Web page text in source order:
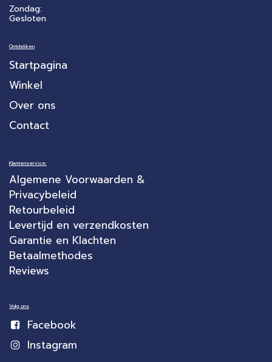
Zondag:
Gesloten
Ontdekken
Startpagina
Winkel
Over ons
Contact
Klantenservice:
Algemene Voorwaarden &
Privacybeleid
Retourbeleid
Levertijd en verzendkosten
Garantie en Klachten
Betaalmethodes
Reviews
Volg ons
Facebook
Instagram